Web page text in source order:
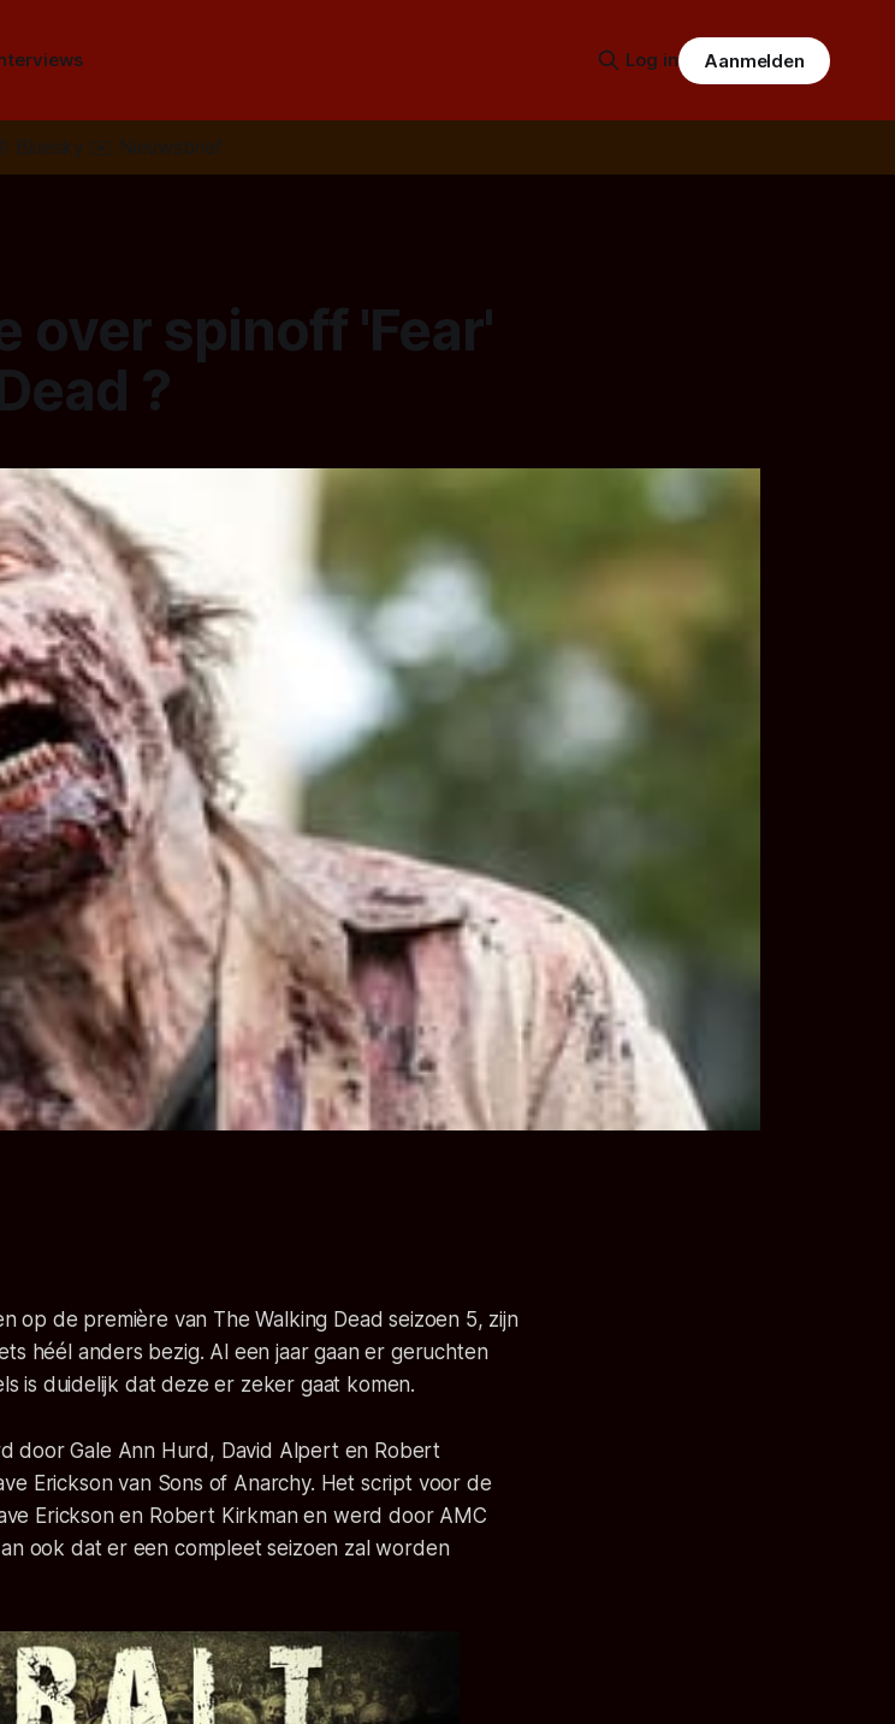
Log in Aanmelden
Bluesky ✉️ Nieuwsbrief
over spinoff 'Fear'
?
op de première van The Walking Dead seizoen 5, zijn
héél anders bezig. Al een jaar gaan er geruchten
is duidelijk dat deze er zeker gaat komen.
door Gale Ann Hurd, David Alpert en Robert
Erickson van Sons of Anarchy. Het script voor de
Erickson en Robert Kirkman en werd door AMC
ook dat er een compleet seizoen zal worden